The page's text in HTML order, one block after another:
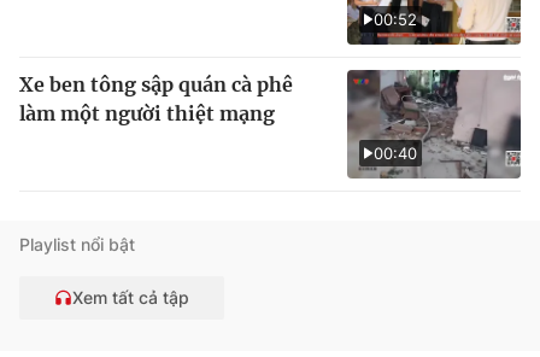
00:52
00:40
Xe ben tông sập quán cà phê
làm một người thiệt mạng
Playlist nổi bật
Xem tất cả tập